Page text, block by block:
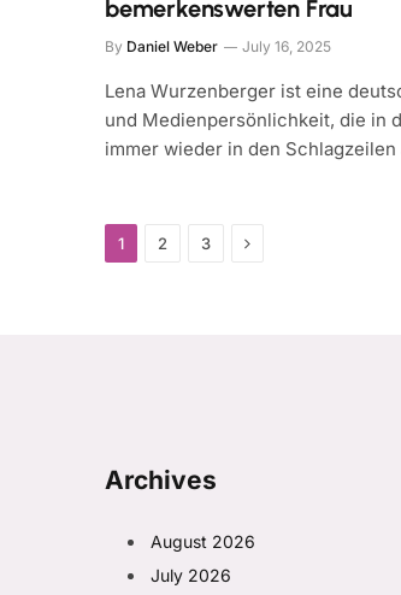
bemerkenswerten Frau
By Daniel Weber July 16, 2025
Lena Wurzenberger ist eine
und Medienpersönlichkeit, die in
immer wieder in den
1 2 3 Next
Archives
August 2026
July 2026